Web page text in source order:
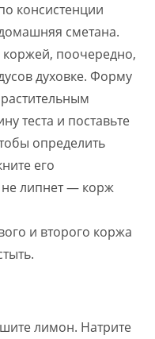
консистенции
сметана.
коржей, поочередно,
духовке. Форму
теста и поставьте
определить
его
не липнет — корж
и второго коржа
лимон. Натрите